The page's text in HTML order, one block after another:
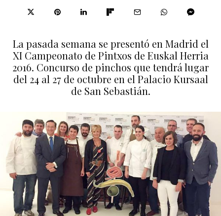
La pasada semana se presentó en Madrid el
XI Campeonato de Pintxos de Euskal Herria
2016. Concurso de pinchos que tendrá lugar
del 24 al 27 de octubre en el Palacio Kursaal
de San Sebastián.